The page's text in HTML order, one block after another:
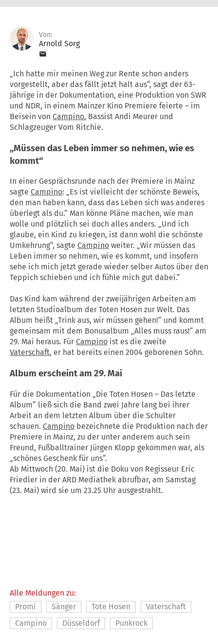
Von:
Arnold Sorg
„Ich hatte mir meinen Weg zur Rente schon anders
vorgestellt, aber das fällt jetzt halt aus“, sagt der 63-
Jährige in der Dokumentation, eine Produktion von SWR
und NDR, in einem Mainzer Kino Premiere feierte – im
Beisein von Campino, Bassist Andi Meurer und
Schlagzeuger Vom Ritchie.
„Müssen das Leben immer so nehmen, wie es
kommt“
In einer Gesprächsrunde nach der Premiere in Mainz
sagte Campino: „Es ist vielleicht der schönste Beweis,
den man haben kann, dass das Leben sich was anderes
überlegt als du.“ Man könne Pläne machen, wie man
wolle und plötzlich sei doch alles anders. „Und ich
glaube, ein Kind zu kriegen, ist dann wohl die schönste
Umkehrung“, sagte Campino weiter. „Wir müssen das
Leben immer so nehmen, wie es kommt, und insofern
sehe ich mich jetzt gerade wieder selber Autos über den
Teppich schieben und ich fühle mich gut dabei.“
Das Kind kam während der zweijährigen Arbeiten am
letzten Studioalbum der Toten Hosen zur Welt. Das
Album heißt „Trink aus, wir müssen gehen!“ und kommt
gemeinsam mit dem Bonusalbum „Alles muss raus!“ am
29. Mai heraus. Für Campino ist es die zweite
Vaterschaft, er hat bereits einen 2004 geborenen Sohn.
Album erscheint am 29. Mai
Für die Dokumentation „Die Toten Hosen – Das letzte
Album“ ließ sich die Band zwei Jahre lang bei ihrer
Arbeit an dem letzten Album über die Schulter
schauen. Campino bezeichnete die Produktion nach der
Premiere in Mainz, zu der unter anderem auch sein
Freund, Fußballtrainer Jürgen Klopp gekommen war, als
„schönes Geschenk für uns“.
Ab Mittwoch (20. Mai) ist die Doku von Regisseur Eric
Friedler in der ARD Mediathek abrufbar, am Samstag
(23. Mai) wird sie um 23.25 Uhr ausgestrahlt.
Alle Meldungen zu:
Promi
Sänger Tote Hosen
Vaterschaft
Campino
Düsseldorf Punkrock